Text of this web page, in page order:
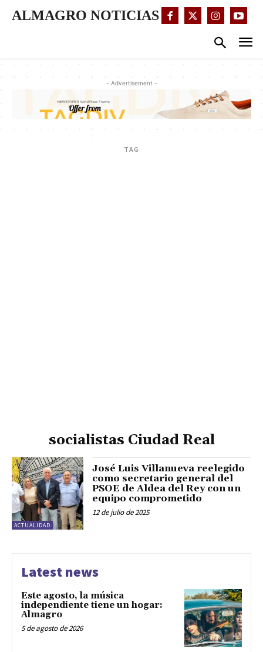
ALMAGRO NOTICIAS
- Advertisement -
TAG
socialistas Ciudad Real
ACTUALIDAD
José Luis Villanueva reelegido
como secretario general del
PSOE de Aldea del Rey con un
equipo comprometido
12 de julio de 2025
Latest news
Este agosto, la música
independiente tiene un hogar:
Almagro
5 de agosto de 2026